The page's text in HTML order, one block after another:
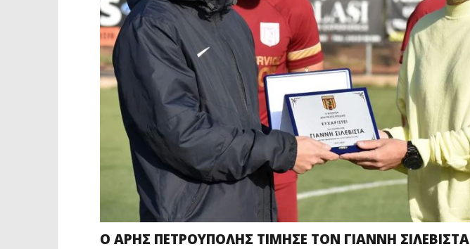
Ο ΑΡΗΣ ΠΕΤΡΟΥΠΟΛΗΣ ΤΙΜΗΣΕ ΤΟΝ ΓΙΑΝΝΗ ΣΙΛΕΒΙΣΤΑ